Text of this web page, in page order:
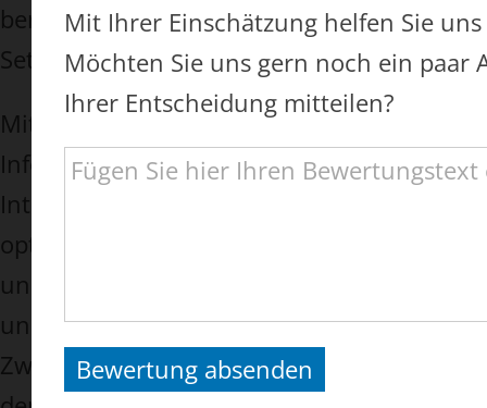
bereitstellen, die ohne die Cookie-
Setzung nicht möglich wären.
Mittels eines Cookies können die
Informationen und Angebote auf unserer
Internetseite im Sinne des Benutzers
optimiert werden. Cookies ermöglichen
uns, wie bereits erwähnt, die Benutzer
unserer Internetseite wiederzuerkennen.
Zweck dieser Wiedererkennung ist es,
Mit Ihrer Einschätzung helfen Sie
Möchten Sie uns gern noch ein paar
Ihrer Entscheidung mitteilen?
Bewertung absenden